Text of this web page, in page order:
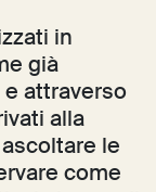
in
già
e attraverso
alla
le
come